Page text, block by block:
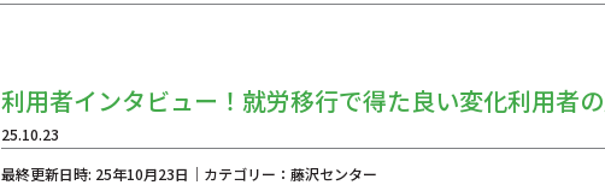
利用者インタビュー！就労移行で得た良い変化利用者
25.10.23
最終更新日時: 25年10月23日｜カテゴリー：藤沢センター